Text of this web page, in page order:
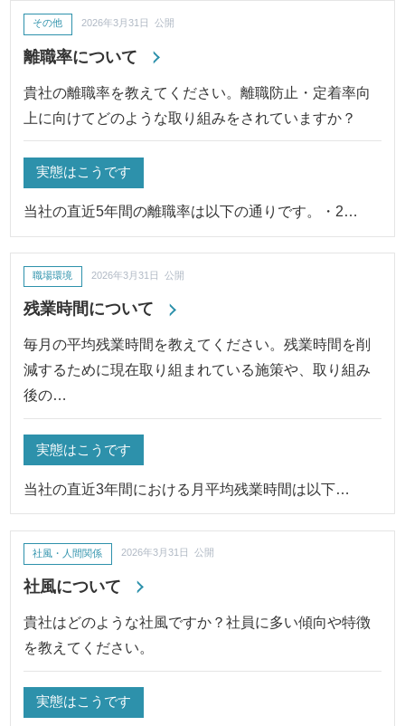
離職率について
その他 2026年3月31日 公開
貴社の離職率を教えてください。離職防止・定着率向
上に向けてどのような取り組みをされていますか？
実態はこうです
当社の直近5年間の離職率は以下の通りです。・2…
残業時間について
職場環境 2026年3月31日 公開
毎月の平均残業時間を教えてください。残業時間を削
減するために現在取り組まれている施策や、取り組み
後の…
実態はこうです
当社の直近3年間における月平均残業時間は以下…
社風について
社風・人間関係 2026年3月31日 公開
貴社はどのような社風ですか？社員に多い傾向や特徴
を教えてください。
実態はこうです